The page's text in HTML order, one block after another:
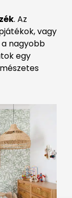
. Az
vagy
nagyobb
egy